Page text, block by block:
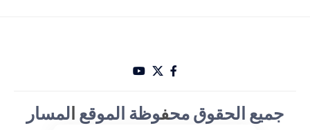
جميع الحقوق محفوظة الموقع المسار